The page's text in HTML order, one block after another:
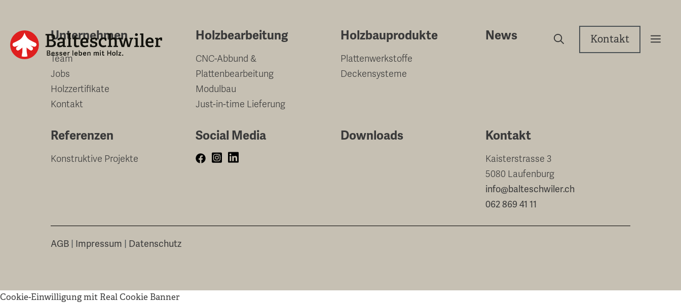
Inhalt
Kontakt
Unternehmen
Team
Jobs
Holzzertifikate
Kontakt
Holzbearbeitung
CNC-Abbund &
Plattenbearbeitung
Modulbau
Just-in-time Lieferung
Holzbauprodukte
Plattenwerkstoffe
Deckensysteme
News
Referenzen
Konstruktive Projekte
Social Media Downloads Kontakt
Kaisterstrasse 3
5080 Laufenburg
info@balteschwiler.ch
062 869 41 11
AGB Impressum Datenschutz
Cookie-Einwilligung mit Real Cookie Banner